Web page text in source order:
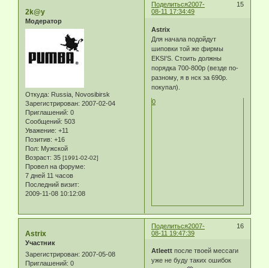
Поделиться 15
2007-
08-11 17:34:49
2k@y
Модератор
Откуда: Russia, Novosibirsk
Зарегистрирован: 2007-02-04
Приглашений: 0
Сообщений: 503
Уважение: +11
Позитив: +16
Пол: Мужской
Возраст: 35 [1991-02-02]
Провел на форуме:
7 дней 11 часов
Последний визит:
2009-11-08 10:12:08
Astrix
Для начала подойдут
шиповки той же фирмы
EKSI'S. Стоить должны
порядка 700-800р (везде по-
разному, я в нск за 690р.
покупал).
0
Поделиться 16
2007-
08-11 19:47:39
Astrix
Участник
Зарегистрирован: 2007-05-08
Приглашений: 0
Atleett после твоей мессаги
уже не буду таких ошибок